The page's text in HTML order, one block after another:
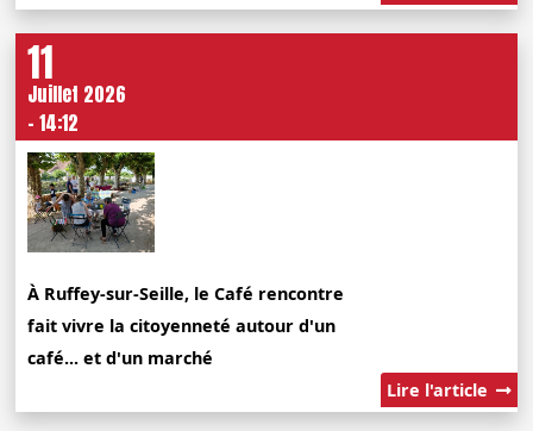
11
Juillet 2026
- 14:12
À Ruffey-sur-Seille, le Café rencontre
fait vivre la citoyenneté autour d'un
café... et d'un marché
Lire l'article